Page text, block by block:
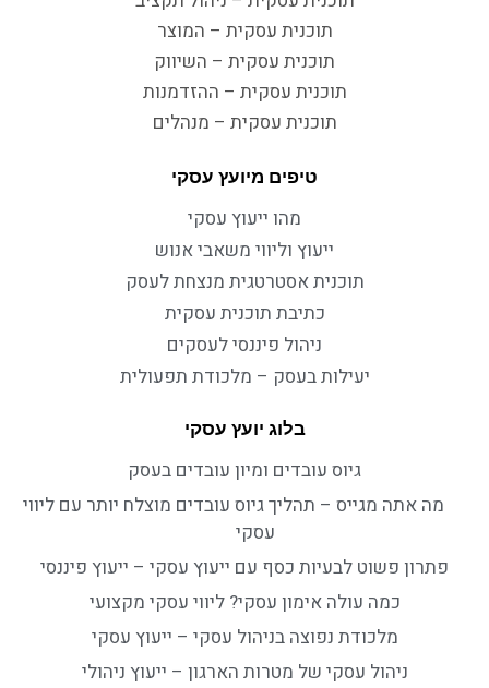
תוכנית עסקית – המוצר
תוכנית עסקית – השיווק
תוכנית עסקית – ההזדמנות
תוכנית עסקית – מנהלים
טיפים מיועץ עסקי
מהו ייעוץ עסקי
ייעוץ וליווי משאבי אנוש
תוכנית אסטרטגית מנצחת לעסק
כתיבת תוכנית עסקית
ניהול פיננסי לעסקים
יעילות בעסק – מלכודת תפעולית
בלוג יועץ עסקי
גיוס עובדים ומיון עובדים בעסק
מה אתה מגייס – תהליך גיוס עובדים מוצלח יותר עם ליווי
עסקי
פתרון פשוט לבעיות כסף עם ייעוץ עסקי – ייעוץ פיננסי
כמה עולה אימון עסקי? ליווי עסקי מקצועי
מלכודת נפוצה בניהול עסקי – ייעוץ עסקי
ניהול עסקי של מטרות הארגון – ייעוץ ניהולי